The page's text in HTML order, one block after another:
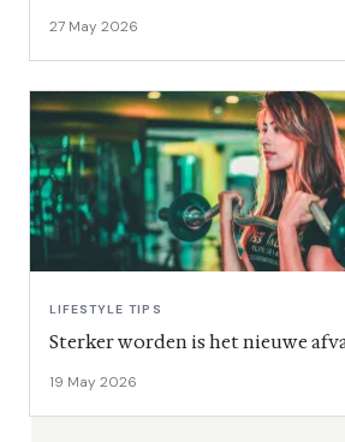
27 May 2026
LIFESTYLE TIPS
Sterker worden is het nieuwe
19 May 2026